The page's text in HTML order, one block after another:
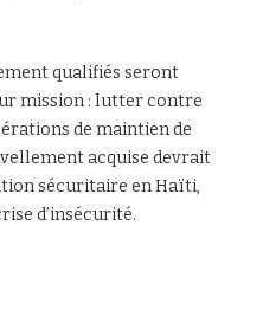
qualifiés seront
mission : lutter contre
de maintien de
acquise devrait
sécuritaire en Haïti,
d’insécurité.